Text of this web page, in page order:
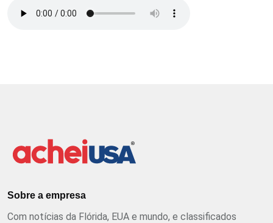
Sobre a empresa
Com notícias da Flórida, EUA e mundo, e classificados